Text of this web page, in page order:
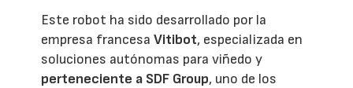
Este robot ha sido desarrollado por la
empresa francesaVitibot, especializada en
soluciones autónomas para viñedo y
perteneciente a SDF Group, uno de los